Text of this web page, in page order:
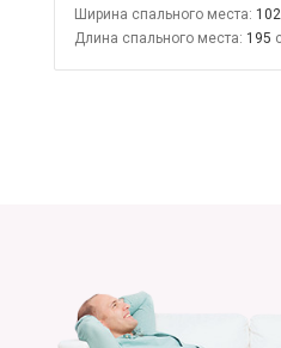
Ширина спального места: 102
Длина спального места: 195